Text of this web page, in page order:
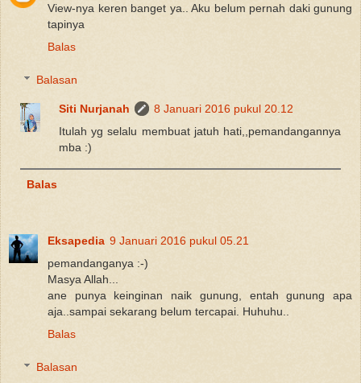
View-nya keren banget ya.. Aku belum pernah daki gunung
tapinya
Balas
Balasan
Siti Nurjanah
8 Januari 2016 pukul 20.12
Itulah yg selalu membuat jatuh hati,,pemandangannya
mba :)
Balas
Eksapedia 9 Januari 2016 pukul 05.21
pemandanganya :-)
Masya Allah...
ane punya keinginan naik gunung, entah gunung apa
aja..sampai sekarang belum tercapai. Huhuhu..
Balas
Balasan